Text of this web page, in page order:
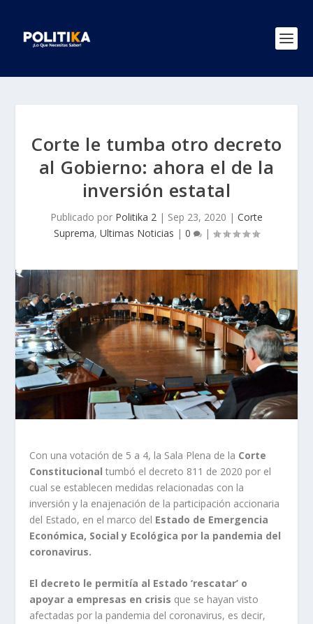
Corte le tumba otro decreto
al Gobierno: ahora el de la
inversión estatal
Publicado por Politika 2 | Sep 23, 2020 | Corte
Suprema, Ultimas Noticias | 0 |
Con una votación de 5 a 4, la Sala Plena de la Corte
Constitucionaltumbó el decreto 811 de 2020 por el
cual se establecen medidas relacionadas con la
inversión y la enajenación de la participación accionaria
del Estado, en el marco del Estado de Emergencia
Económica, Social y Ecológica por la pandemia del
coronavirus.
El decreto le permitía al Estado ‘rescatar’ o
apoyar a empresas en crisis que se hayan visto
afectadas por la pandemia del coronavirus, es decir,